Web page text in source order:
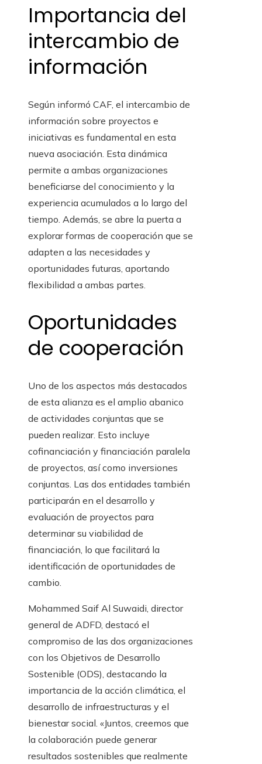
Importancia del
intercambio de
información
Según informó CAF, el intercambio de
información sobre proyectos e
iniciativas es fundamental en esta
nueva asociación. Esta dinámica
permite a ambas organizaciones
beneficiarse del conocimiento y la
experiencia acumulados a lo largo del
tiempo. Además, se abre la puerta a
explorar formas de cooperación que se
adapten a las necesidades y
oportunidades futuras, aportando
flexibilidad a ambas partes.
Oportunidades
de cooperación
Uno de los aspectos más destacados
de esta alianza es el amplio abanico
de actividades conjuntas que se
pueden realizar. Esto incluye
cofinanciación y financiación paralela
de proyectos, así como inversiones
conjuntas. Las dos entidades también
participarán en el desarrollo y
evaluación de proyectos para
determinar su viabilidad de
financiación, lo que facilitará la
identificación de oportunidades de
cambio.
Mohammed Saif Al Suwaidi, director
general de ADFD, destacó el
compromiso de las dos organizaciones
con los Objetivos de Desarrollo
Sostenible (ODS), destacando la
importancia de la acción climática, el
desarrollo de infraestructuras y el
bienestar social. «Juntos, creemos que
la colaboración puede generar
resultados sostenibles que realmente